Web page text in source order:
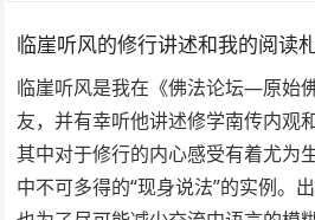
临崖听风的修行讲述和我的阅读
临崖听风是我在《佛法论坛—原始
友，并有幸听他讲述修学南传内观
其中对于修行的内心感受有着尤为
中不可多得的“现身说法”的实例。